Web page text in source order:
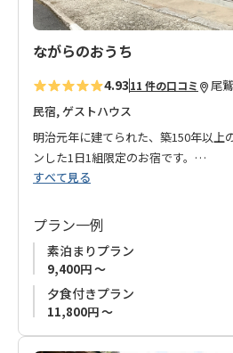
ながらのおうち
4.9311 件の口コミ
尾
民宿, ゲストハウス
明治元年に建てられた、築150年以上
ンした1日1組限定のお宿です。
分と新たに改修した部分が融合された
す。
お食事はオーナーのご家族が運営する
りお弁当形式でお届け。
マリンスポーツのインストラクター
すべて見る
プラン一例
素泊まりプラン
9,400円 ～
夕食付きプラン
11,800円 ～